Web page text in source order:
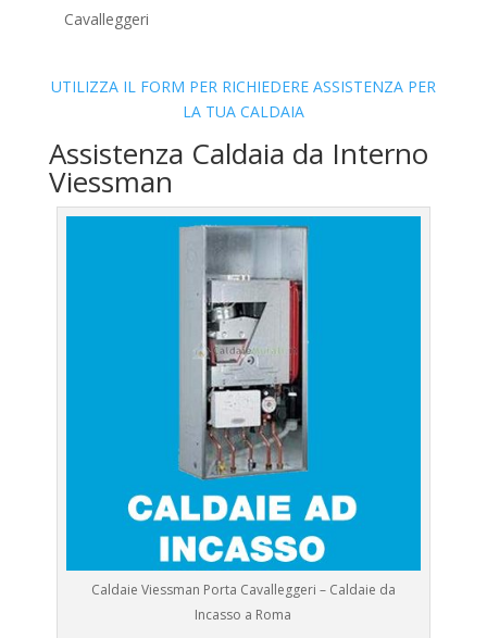
Cavalleggeri
UTILIZZA IL FORM PER RICHIEDERE ASSISTENZA PER
LA TUA CALDAIA
Assistenza Caldaia da Interno
Viessman
Caldaie Viessman Porta Cavalleggeri – Caldaie da
Incasso a Roma